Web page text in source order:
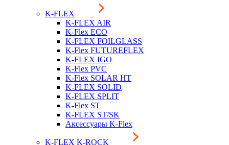
K-FLEX
K-FLEX AIR
K-Flex ECO
K-FLEX FOILGLASS
K-Flex FUTUREFLEX
K-FLEX IGO
K-Flex PVC
K-Flex SOLAR HT
K-FLEX SOLID
K-FLEX SPLIT
K-Flex ST
K-FLEX ST/SK
Аксессуары K-Flex
K-FLEX K-ROCK